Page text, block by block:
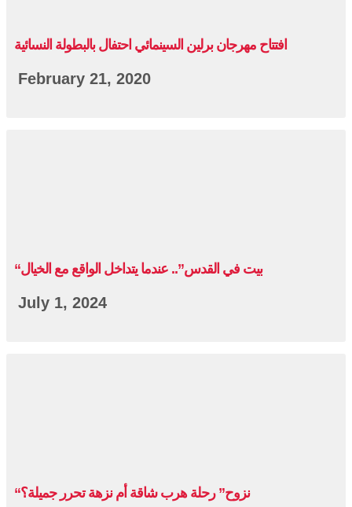
افتتاح مهرجان برلين السينمائي احتفال بالبطولة النسائية
February 21, 2020
“بيت في القدس”.. عندما يتداخل الواقع مع الخيال
July 1, 2024
“نزوح” رحلة هرب شاقة أم نزهة تحرر جميلة؟